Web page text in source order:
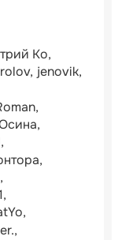
Ко
jenovik